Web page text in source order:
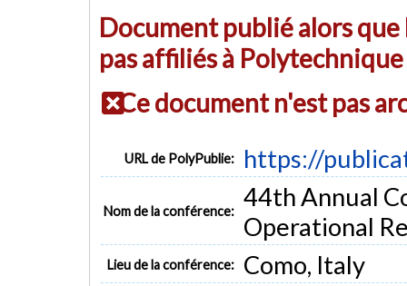
Document publié alors
pas affiliés à
Ce document n'est pas
URL de PolyPublie: https://
Nom de la conférence: 44th Annual
Operational
Lieu de la conférence: Como, Italy